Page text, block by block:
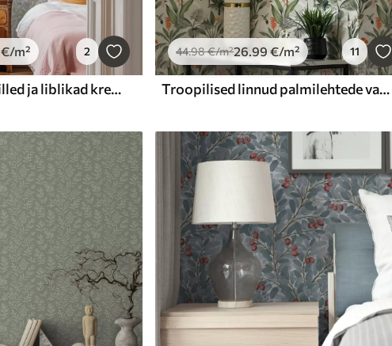
€/m² 2
Pastelltoonides lilled ja liblikad kreemikal taustal
44.98€/m²26.99 €/m² 11
Troopilised linnud palmilehtede vahel